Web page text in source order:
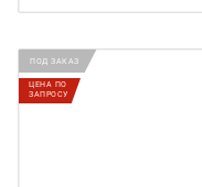
ПОД ЗАКАЗ
ЦЕНА ПО
ЗАПРОСУ